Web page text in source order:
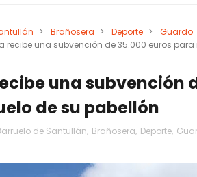
> Brañosera > Deporte > Guardo
recibe una subvención de 35.000 euros para
una subvención
de su pabellón
de Santullán, Brañosera, Deporte,